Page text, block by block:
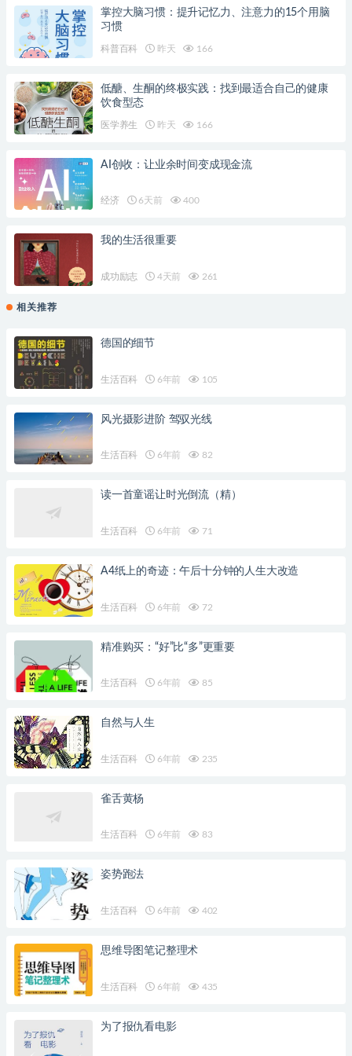
掌控大脑习惯：提升记忆力、注意力的15个用脑
习惯
科普百科 昨天 166
低醣、生酮的终极实践：找到最适合自己的健康
饮食型态
医学养生 昨天 166
AI创收：让业余时间变成现金流
经济 6天前 400
我的生活很重要
成功励志 4天前 261
相关推荐
德国的细节
生活百科 6年前 105
风光摄影进阶 驾驭光线
生活百科 6年前 82
读一首童谣让时光倒流（精）
生活百科 6年前 71
A4纸上的奇迹：午后十分钟的人生大改造
生活百科 6年前 72
精准购买：“好”比“多”更重要
生活百科 6年前 85
自然与人生
生活百科 6年前 235
雀舌黄杨
生活百科 6年前 83
姿势跑法
生活百科 6年前 402
思维导图笔记整理术
生活百科 6年前 435
为了报仇看电影